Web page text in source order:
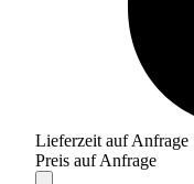
Lieferzeit auf Anfrage
Preis auf Anfrage